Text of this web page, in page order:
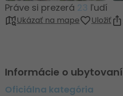
Práve si prezerá 23 ľudí
Ukázať na mape Uložiť
Informácie o ubytovaní
Oficiálna kategória